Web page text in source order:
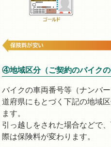
④地域区分（ご契約のバイクの
バイクの車両番号等（ナンバ
道府県にもとづく下記の地域
ます。
引っ越しをされた場合などで
際は保険料が変わります。